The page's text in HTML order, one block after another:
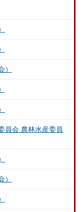
員会 農林水産委員